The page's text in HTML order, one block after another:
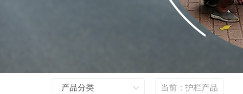
产品分类 当前： 护栏产品